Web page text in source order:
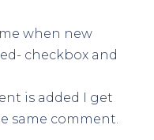
when new
checkbox and
is added I get
same comment.